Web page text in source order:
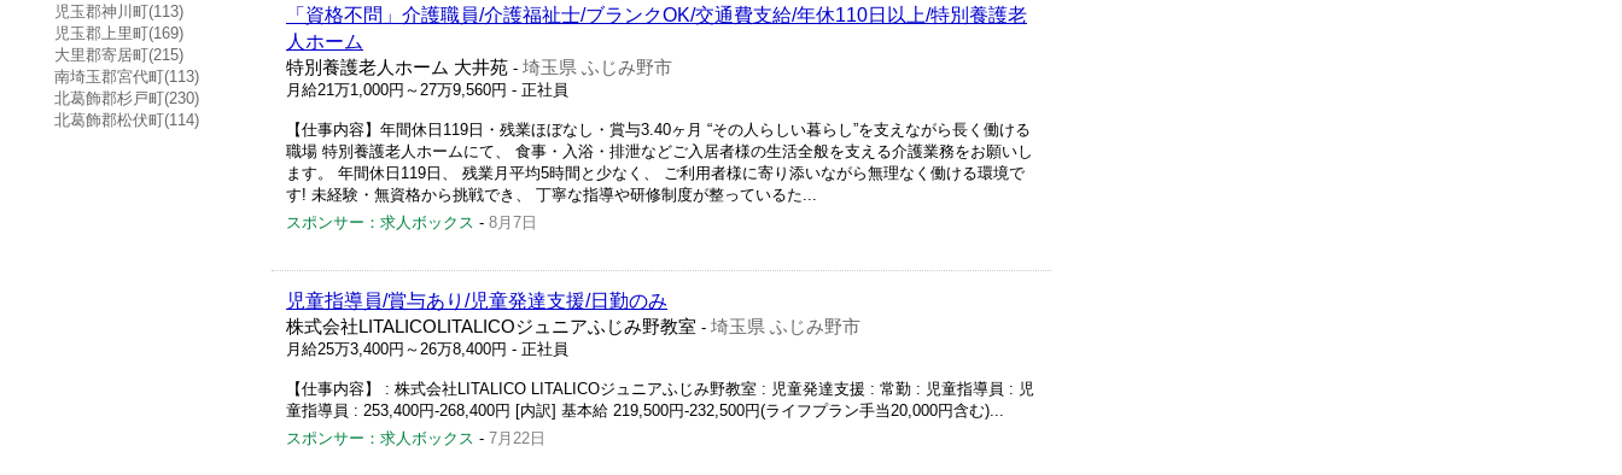
児玉郡神川町(113)
児玉郡上里町(169)
大里郡寄居町(215)
南埼玉郡宮代町(113)
北葛飾郡杉戸町(230)
北葛飾郡松伏町(114)
「資格不問」介護職員/介護福祉士/ブランクOK/交通費支給/年休110日以上/特別養護老
人ホーム
特別養護老人ホーム 大井苑 - 埼玉県 ふじみ野市
月給21万1,000円～27万9,560円 - 正社員
【仕事内容】年間休日119日・残業ほぼなし・賞与3.40ヶ月 “その人らしい暮らし”を支えながら長く働ける
職場 特別養護老人ホームにて、 食事・入浴・排泄などご入居者様の生活全般を支える介護業務をお願いし
ます。 年間休日119日、 残業月平均5時間と少なく、 ご利用者様に寄り添いながら無理なく働ける環境で
す! 未経験・無資格から挑戦でき、 丁寧な指導や研修制度が整っているた...
スポンサー：求人ボックス - 8月7日
児童指導員/賞与あり/児童発達支援/日勤のみ
株式会社LITALICOLITALICOジュニアふじみ野教室 - 埼玉県 ふじみ野市
月給25万3,400円～26万8,400円 - 正社員
【仕事内容】 : 株式会社LITALICO LITALICOジュニアふじみ野教室 : 児童発達支援 : 常勤 : 児童指導員 : 児
童指導員 : 253,400円-268,400円 [内訳] 基本給 219,500円-232,500円(ライフプラン手当20,000円含む)...
スポンサー：求人ボックス - 7月22日